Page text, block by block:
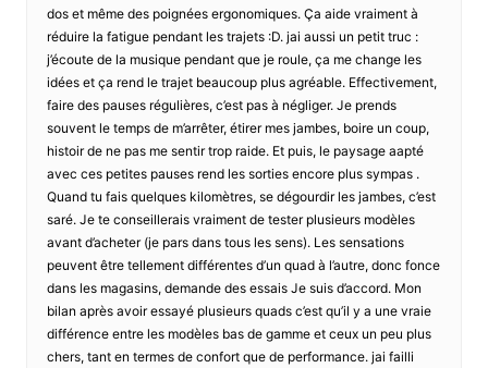
dos et même des poignées ergonomiques. Ça aide vraiment à
réduire la fatigue pendant les trajets :D. jai aussi un petit truc :
j’écoute de la musique pendant que je roule, ça me change les
idées et ça rend le trajet beaucoup plus agréable. Effectivement,
faire des pauses régulières, c’est pas à négliger. Je prends
souvent le temps de m’arrêter, étirer mes jambes, boire un coup,
histoir de ne pas me sentir trop raide. Et puis, le paysage aapté
avec ces petites pauses rend les sorties encore plus sympas .
Quand tu fais quelques kilomètres, se dégourdir les jambes, c’est
saré. Je te conseillerais vraiment de tester plusieurs modèles
avant d’acheter (je pars dans tous les sens). Les sensations
peuvent être tellement différentes d’un quad à l’autre, donc fonce
dans les magasins, demande des essais Je suis d’accord. Mon
bilan après avoir essayé plusieurs quads c’est qu’il y a une vraie
différence entre les modèles bas de gamme et ceux un peu plus
chers, tant en termes de confort que de performance. jai failli